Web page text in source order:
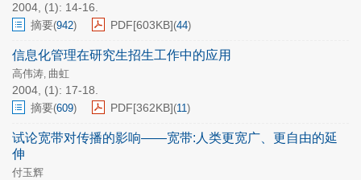
2004, (1): 14-16.
摘要(942) PDF[603KB](44)
信息化管理在研究生招生工作中的应用
高伟涛, 曲虹
2004, (1): 17-18.
摘要(609) PDF[362KB](11)
试论宽带对传播的影响——宽带:人类更宽广、更自由的延
伸
付玉辉